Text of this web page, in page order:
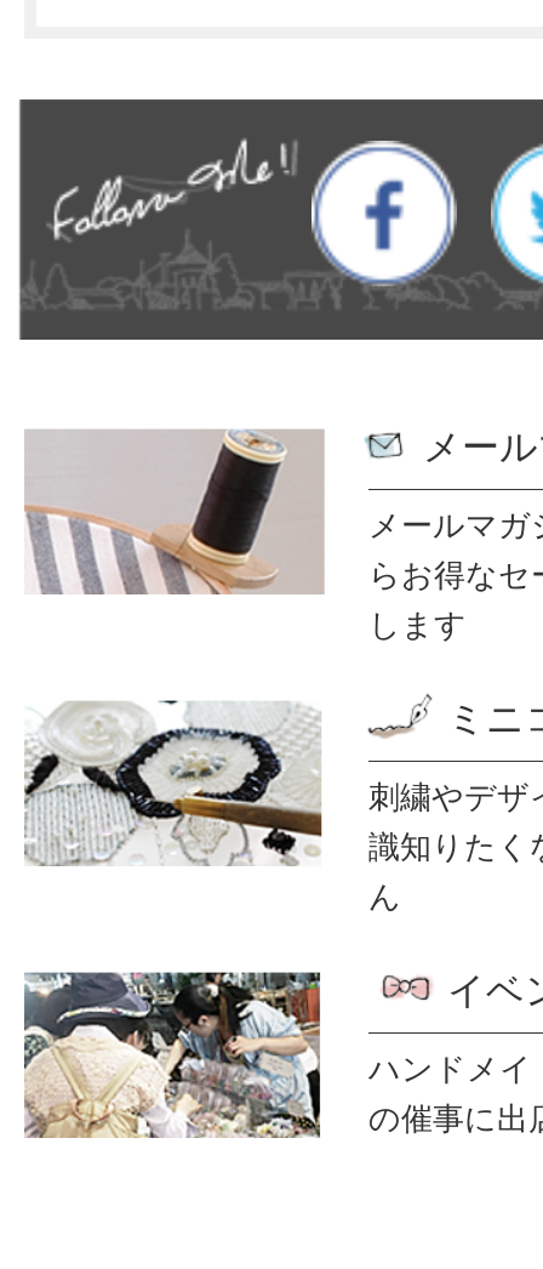
メー
メールマ
ら お得なセ
します
ミニ
刺繍やデザ
識知りたく
ん
イベ
ハンドメイ
の催事に出